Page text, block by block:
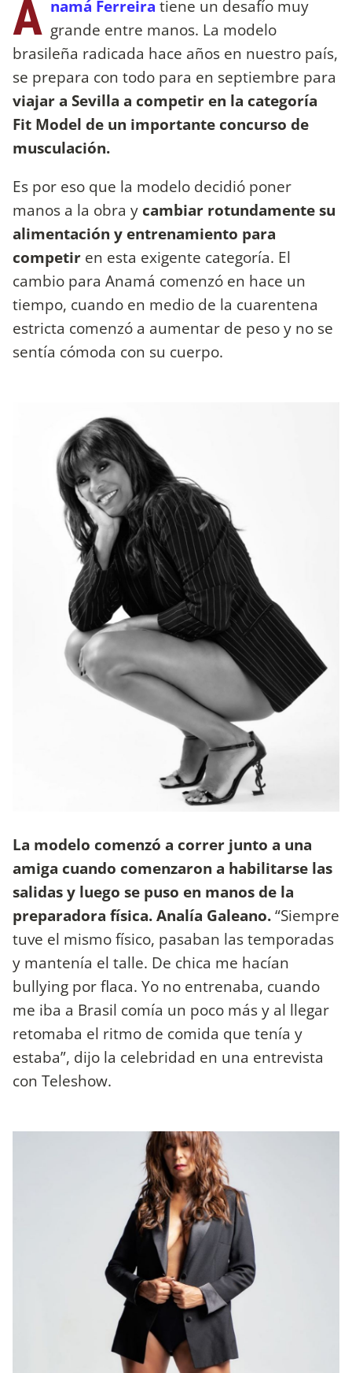
A namá Ferreira tiene un desafío muy
grande entre manos. La modelo
brasileña radicada hace años en nuestro país,
se prepara con todo para en septiembre para
viajar a Sevilla a competir en la categoría
Fit Model de un importante concurso de
musculación.
Es por eso que la modelo decidió poner
manos a la obra y cambiar rotundamente su
alimentación y entrenamiento para
competir en esta exigente categoría. El
cambio para Anamá comenzó en hace un
tiempo, cuando en medio de la cuarentena
estricta comenzó a aumentar de peso y no se
sentía cómoda con su cuerpo.
La modelo comenzó a correr junto a una
amiga cuando comenzaron a habilitarse las
salidas y luego se puso en manos de la
preparadora física. Analía Galeano.“Siempre
tuve el mismo físico, pasaban las temporadas
y mantenía el talle. De chica me hacían
bullying por flaca. Yo no entrenaba, cuando
me iba a Brasil comía un poco más y al llegar
retomaba el ritmo de comida que tenía y
estaba”, dijo la celebridad en una entrevista
con Teleshow.